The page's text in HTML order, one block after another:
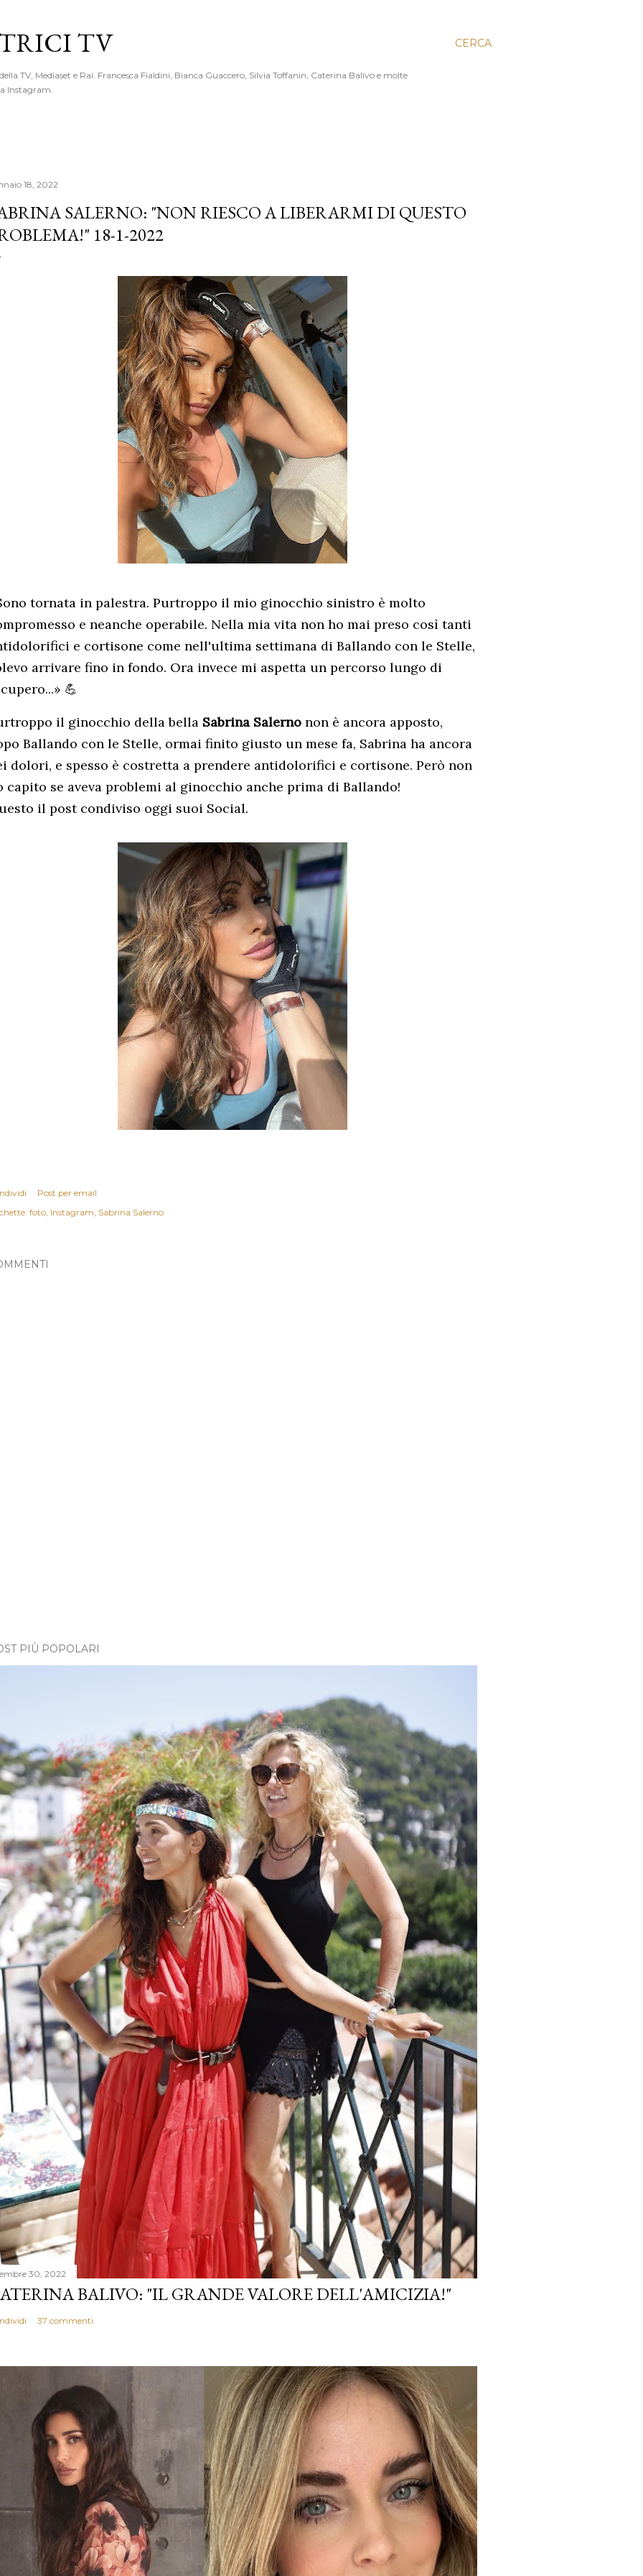
CERCA
TV
TV, Mediaset e Rai: Francesca Fialdini, Bianca Guaccero, Silvia Toffanin, Caterina Balivo e molte
Instagram.
18, 2022
SALERNO: "NON RIESCO A LIBERARMI DI QUESTO
18-1-2022
tornata in palestra. Purtroppo il mio ginocchio sinistro è molto
e neanche operabile. Nella mia vita non ho mai preso così tanti
e cortisone come nell'ultima settimana di Ballando con le Stelle,
arrivare fino in fondo. Ora invece mi aspetta un percorso lungo di
💪
il ginocchio della bella Sabrina Salerno non è ancora apposto,
Ballando con le Stelle, ormai finito giusto un mese fa, Sabrina ha ancora
dolori, e spesso è costretta a prendere antidolorifici e cortisone. Però non
capito se aveva problemi al ginocchio anche prima di Ballando!
il post condiviso oggi suoi Social.
Post per email
foto Instagram Sabrina Salerno
PIÙ POPOLARI
30, 2022
BALIVO: "IL GRANDE VALORE DELL'AMICIZIA!"
37 commenti